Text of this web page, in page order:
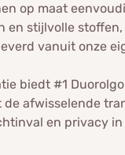
op maat
en stijlvolle
vanuit onze
biedt #1
afwisselende
en privacy in